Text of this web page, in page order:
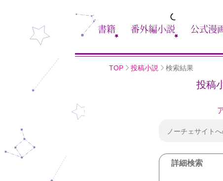
書籍 番外編小説 公式漫
TOP 投稿小説 検索結果
投稿
ノーチェサイト
詳細検索